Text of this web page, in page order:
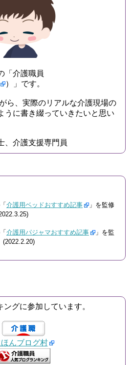
「介護職員
）」です。
ら、実際のリアルな介護現場の
うに書き綴っていきたいと思い
、介護支援専門員
介護用ベッドおすすめ記事
」を監修
介護用パジャマおすすめ記事
」を監
(2022.2.20)
ングに参加しています。
んブログ村